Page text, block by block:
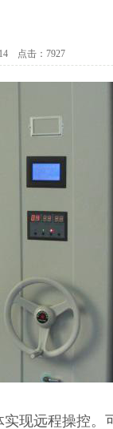
点击：7927
现远程操控。